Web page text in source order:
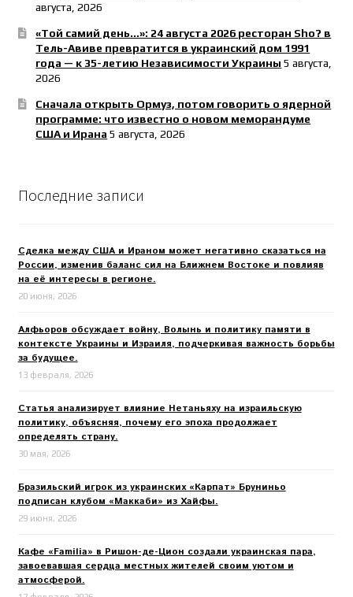
августа, 2026
«Той самий день…»: 24 августа 2026 ресторан Sho? в
Тель-Авиве превратится в украинский дом 1991
года — к 35-летию Независимости Украины 5 августа,
2026
Сначала открыть Ормуз, потом говорить о ядерной
программе: что известно о новом меморандуме
США и Ирана 5 августа, 2026
Последние записи
Сделка между США и Ираном может негативно сказаться на
России, изменив баланс сил на Ближнем Востоке и повлияв
на её интересы в регионе.
20 июня, 2026
Алфьоров обсуждает войну, Волынь и политику памяти в
контексте Украины и Израиля, подчеркивая важность борьбы
за будущее.
13 февраля, 2026
Статья анализирует влияние Нетаньяху на израильскую
политику, объясняя, почему его эпоха продолжает
определять страну.
30 мая, 2026
Бразильский игрок из украинских «Карпат» Бруниньо
подписан клубом «Маккаби» из Хайфы.
29 июня, 2026
Кафе «Familia» в Ришон-де-Цион создали украинская пара,
завоевавшая сердца местных жителей своим уютом и
атмосферой.